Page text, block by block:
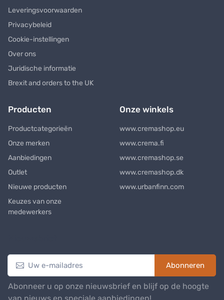
Leveringsvoorwaarden
Privacybeleid
Cookie-instellingen
Over ons
Juridische informatie
Brexit and orders to the UK
Producten
Productcategorieën
Onze merken
Aanbiedingen
Outlet
Nieuwe producten
Keuzes van onze
medewerkers
Onze winkels
www.cremashop.eu
www.crema.fi
www.cremashop.se
www.cremashop.dk
www.urbanfinn.com
Abonneren
Abonneer u op onze nieuwsbrief en blijf op de hoogte